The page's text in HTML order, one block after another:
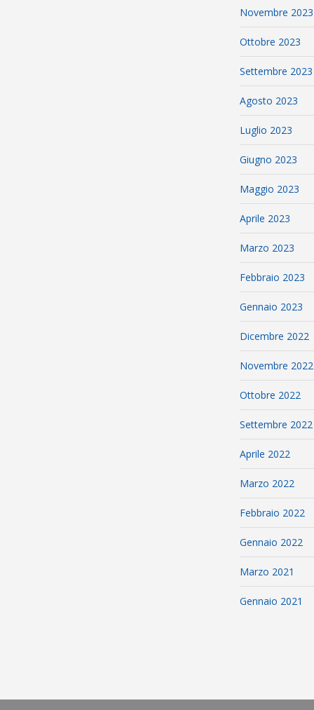
Novembre 2023
Ottobre 2023
Settembre 2023
Agosto 2023
Luglio 2023
Giugno 2023
Maggio 2023
Aprile 2023
Marzo 2023
Febbraio 2023
Gennaio 2023
Dicembre 2022
Novembre 2022
Ottobre 2022
Settembre 2022
Aprile 2022
Marzo 2022
Febbraio 2022
Gennaio 2022
Marzo 2021
Gennaio 2021